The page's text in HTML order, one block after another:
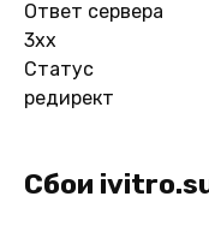
Ответ сервера
3xx
Статус
редирект
Сбои